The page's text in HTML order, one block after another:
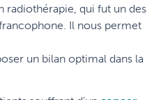
radiothérapie, qui fut un des
Il nous permet
un bilan optimal dans la